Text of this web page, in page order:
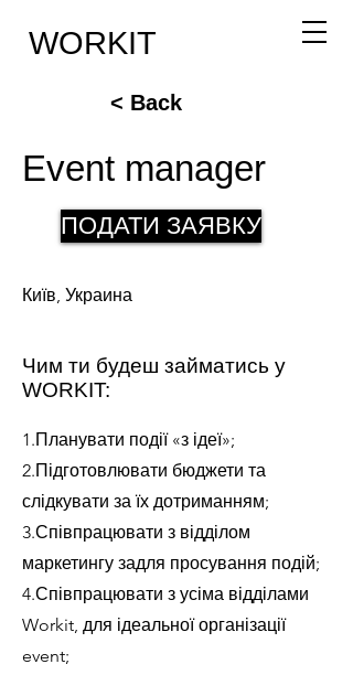
WORKIT
< Back
Event manager
ПОДАТИ ЗАЯВКУ
Київ, Украина
Чим ти будеш займатись у
WORKIT:
1.Планувати події «з ідеї»;
2.Підготовлювати бюджети та
слідкувати за їх дотриманням;
3.Співпрацювати з відділом
маркетингу задля просування подій;
4.Співпрацювати з усіма відділами
Workit, для ідеальної організації
event;